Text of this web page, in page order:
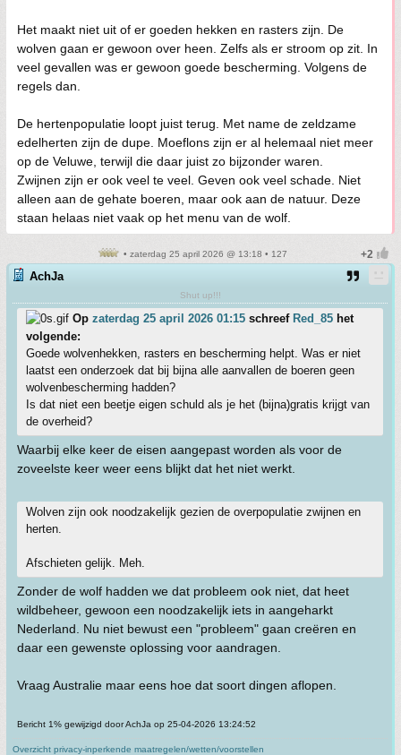
Het maakt niet uit of er goeden hekken en rasters zijn. De
wolven gaan er gewoon over heen. Zelfs als er stroom op zit. In
veel gevallen was er gewoon goede bescherming. Volgens de
regels dan.
De hertenpopulatie loopt juist terug. Met name de zeldzame
edelherten zijn de dupe. Moeflons zijn er al helemaal niet meer
op de Veluwe, terwijl die daar juist zo bijzonder waren.
Zwijnen zijn er ook veel te veel. Geven ook veel schade. Niet
alleen aan de gehate boeren, maar ook aan de natuur. Deze
staan helaas niet vaak op het menu van de wolf.
• zaterdag 25 april 2026 @ 13:18 • 127
AchJa
Shut up!!!
Op zaterdag 25 april 2026 01:15 schreef Red_85 het
volgende:
Goede wolvenhekken, rasters en bescherming helpt. Was er niet
laatst een onderzoek dat bij bijna alle aanvallen de boeren geen
wolvenbescherming hadden?
Is dat niet een beetje eigen schuld als je het (bijna)gratis krijgt van
de overheid?
Waarbij elke keer de eisen aangepast worden als voor de
zoveelste keer weer eens blijkt dat het niet werkt.
Wolven zijn ook noodzakelijk gezien de overpopulatie zwijnen en
herten.
Afschieten gelijk. Meh.
Zonder de wolf hadden we dat probleem ook niet, dat heet
wildbeheer, gewoon een noodzakelijk iets in aangeharkt
Nederland. Nu niet bewust een "probleem" gaan creëren en
daar een gewenste oplossing voor aandragen.
Vraag Australie maar eens hoe dat soort dingen aflopen.
Bericht 1% gewijzigd door AchJa op 25-04-2026 13:24:52
Overzicht privacy-inperkende maatregelen/wetten/voorstellen